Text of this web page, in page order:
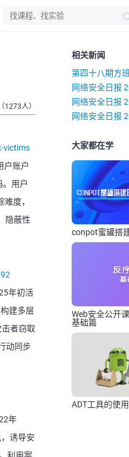
1273人）
victims
户账户
用户
度，
隐蔽性
年初活
建多层
者窃取
动同步
年
诱导安
相关新闻
网络安全日报
网络安全日报
网络安全日报
大家都在学
conpot蜜罐搭
Web安全公开
基础篇
ADT工具的使用